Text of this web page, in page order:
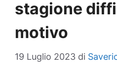
stagione
motivo
19 Luglio 2023 di